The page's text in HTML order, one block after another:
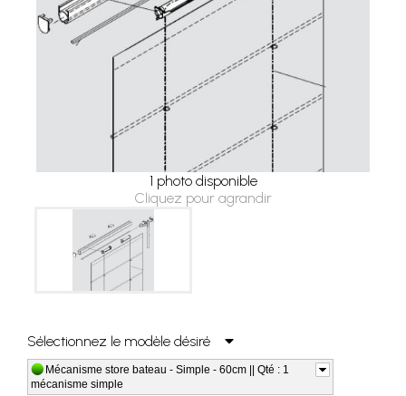
1 photo disponible
Cliquez pour agrandir
Sélectionnez le modèle désiré
Mécanisme store bateau - Simple - 60cm || Qté : 1
mécanisme simple